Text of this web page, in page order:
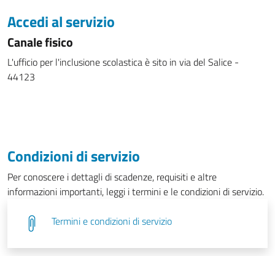
Accedi al servizio
Canale fisico
L'ufficio per l'inclusione scolastica è sito in via del Salice -
44123
Condizioni di servizio
Per conoscere i dettagli di scadenze, requisiti e altre
informazioni importanti, leggi i termini e le condizioni di servizio.
Termini e condizioni di servizio